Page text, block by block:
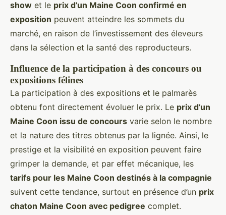
show et le prix d’un Maine Coon confirmé en
exposition peuvent atteindre les sommets du
marché, en raison de l’investissement des éleveurs
dans la sélection et la santé des reproducteurs.
Influence de la participation à des concours ou
expositions félines
La participation à des expositions et le palmarès
obtenu font directement évoluer le prix. Le prix d’un
Maine Coon issu de concours varie selon le nombre
et la nature des titres obtenus par la lignée. Ainsi, le
prestige et la visibilité en exposition peuvent faire
grimper la demande, et par effet mécanique, les
tarifs pour les Maine Coon destinés à la compagnie
suivent cette tendance, surtout en présence d’un prix
chaton Maine Coon avec pedigree complet.